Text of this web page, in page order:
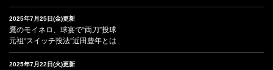
2025年7月25日(金)更新
鷹のモイネロ、球宴で“両刀”投球
元祖“スイッチ投法”近田豊年とは
2025年7月22日(火)更新